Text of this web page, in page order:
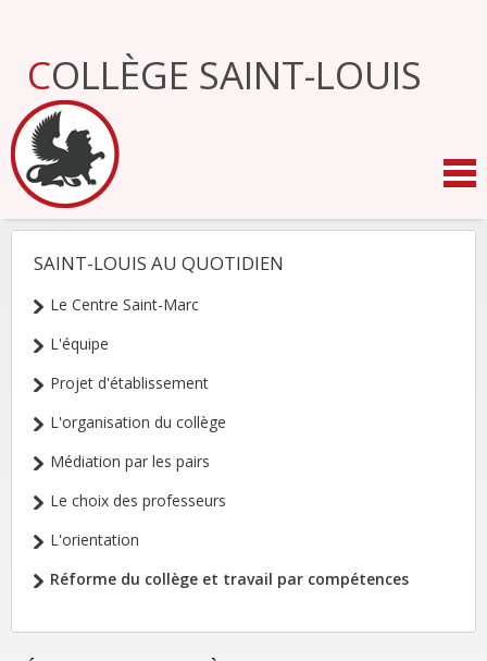
Aller
navigation
COLLÈGE SAINT-LOUIS
NAVIGATION
SAINT-LOUIS AU QUOTIDIEN
Le Centre Saint-Marc
L'équipe
Projet d'établissement
L'organisation du collège
Médiation par les pairs
Le choix des professeurs
L'orientation
Réforme du collège et travail par compétences